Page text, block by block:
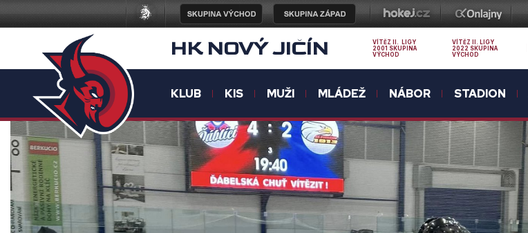
HK NOVÝ JIČÍN
VÍTĚZ II. LIGY
2001 SKUPINA
VÝCHOD
VÍTĚZ II. LIGY
2022 SKUPINA
VÝCHOD
KLUB KIS MUŽI MLÁDEŽ NÁBOR STADION